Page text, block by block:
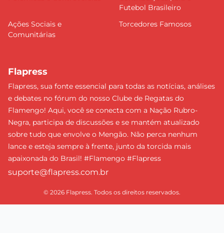
Futebol Brasileiro
Ações Sociais e
Comunitárias
Torcedores Famosos
Flapress
Flapress, sua fonte essencial para todas as notícias, análises
e debates no fórum do nosso Clube de Regatas do
Flamengo! Aqui, você se conecta com a Nação Rubro-
Negra, participa de discussões e se mantém atualizado
sobre tudo que envolve o Mengão. Não perca nenhum
lance e esteja sempre à frente, junto da torcida mais
apaixonada do Brasil! #Flamengo #Flapress
suporte@flapress.com.br
© 2026 Flapress. Todos os direitos reservados.